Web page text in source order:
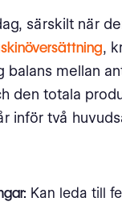
särskilt när
,
balans mellan
den totala
inför två
Kan leda till